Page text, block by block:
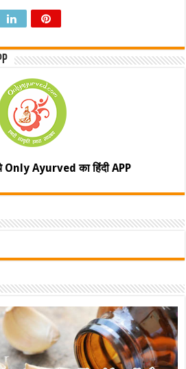
Only Ayurved का हिंदी APP